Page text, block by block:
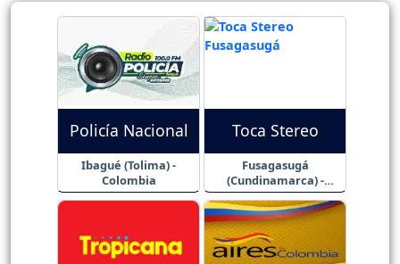
Policía Nacional
Ibagué (Tolima) -
Colombia
Toca Stereo
Fusagasugá
(Cundinamarca) -
Colombia